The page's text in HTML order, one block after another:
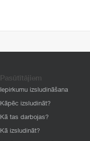
Pasūtītājiem
Iepirkumu izsludināšana
Kāpēc izsludināt?
Kā tas darbojas?
Kā izsludināt?